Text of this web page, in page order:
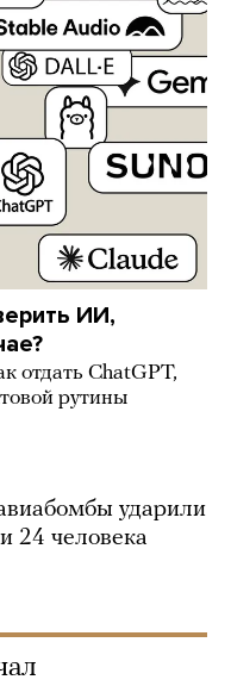
ИИ,
отдать ChatGPT,
рутины
ударили
24 человека